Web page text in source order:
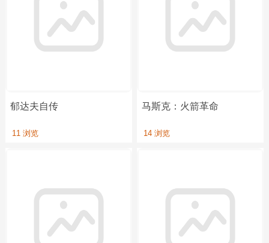
郁达夫自传
11 浏览
马斯克：火箭革命
14 浏览